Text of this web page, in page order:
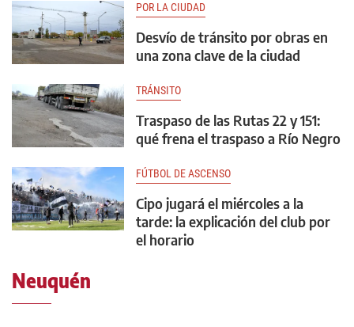
POR LA CIUDAD
Desvío de tránsito por obras en
una zona clave de la ciudad
TRÁNSITO
Traspaso de las Rutas 22 y 151:
qué frena el traspaso a Río Negro
FÚTBOL DE ASCENSO
Cipo jugará el miércoles a la
tarde: la explicación del club por
el horario
Neuquén